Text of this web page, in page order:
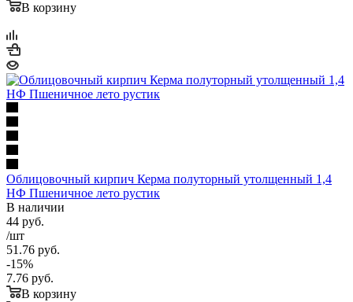
В корзину
Облицовочный кирпич Керма полуторный утолщенный 1,4
НФ Пшеничное лето рустик
В наличии
44 руб.
/шт
51.76 руб.
-15%
7.76 руб.
В корзину